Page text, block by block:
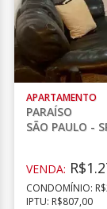
APARTAMENTO
PARAÍSO
SÃO PAULO -
VENDA:
CONDOMÍNIO:
IPTU: R$807,00